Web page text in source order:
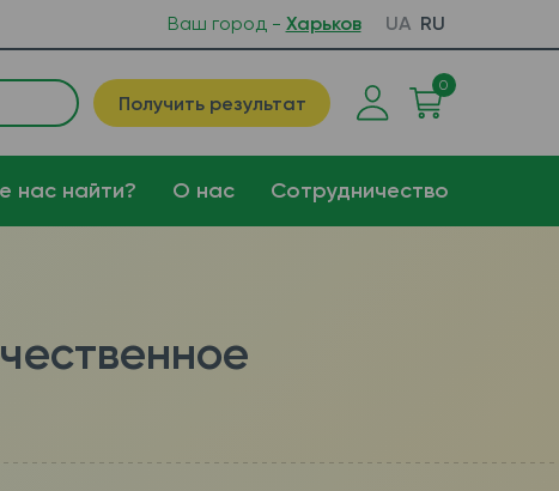
Ваш город - Харьков UA RU
Получить результат
0
нас найти? О нас Сотрудничество